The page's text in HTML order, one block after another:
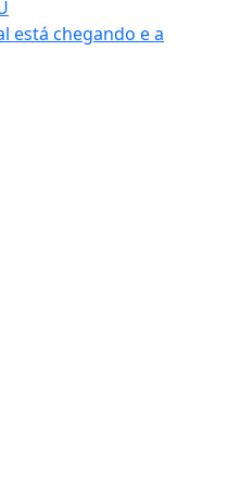
está chegando e a